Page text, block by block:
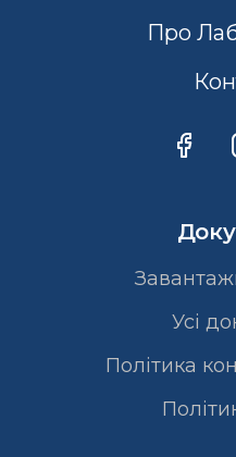
Про
Усі
Політика